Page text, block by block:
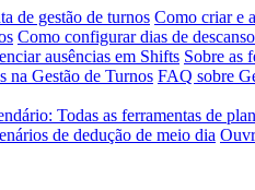
de gestão de turnos Como criar e
Como configurar dias de
ausências em Shifts Sobre as
na Gestão de Turnos FAQ sobre
Todas as ferramentas de
de dedução de meio dia